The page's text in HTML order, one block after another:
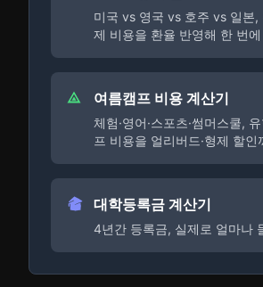
미국 vs 영국 vs 호주 vs 일본,
제 비용을 환율 반영해 한 번에
여름캠프 비용 계산기
체험·영어·스포츠·썸머스쿨,
프 비용을 얼리버드·형제 할인
대학등록금 계산기
4년간 등록금, 실제로 얼마나